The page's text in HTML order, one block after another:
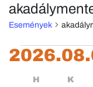
Események
H HÉTFŐ
K